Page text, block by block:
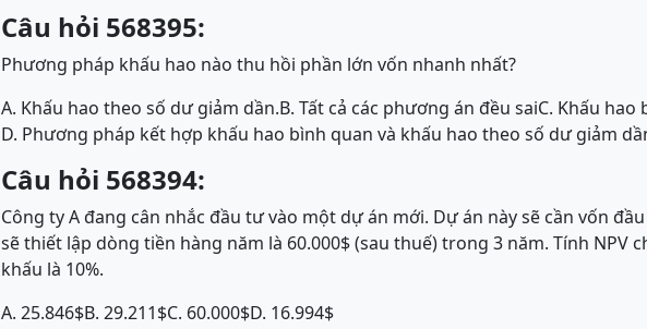
Câu hỏi 568395:
Phương pháp khấu hao nào thu hồi phần lớn vốn nhanh nhất?
A. Khấu hao theo số dư giảm dần.B. Tất cả các phương án đều saiC. Khấu hao
D. Phương pháp kết hợp khấu hao bình quan và khấu hao theo số dư giảm
Câu hỏi 568394:
Công ty A đang cân nhắc đầu tư vào một dự án mới. Dự án này sẽ cần vốn
sẽ thiết lập dòng tiền hàng năm là 60.000$ (sau thuế) trong 3 năm. Tính NPV
khấu là 10%.
A. 25.846$B. 29.211$C. 60.000$D. 16.994$